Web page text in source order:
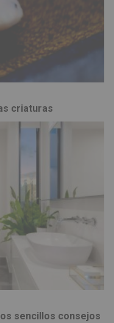
criaturas
sencillos consejos